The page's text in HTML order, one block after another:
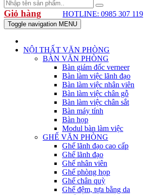
Giỏ hàng HOTLINE: 0985 307 119
Toggle navigation MENU
NỘI THẤT VĂN PHÒNG
BÀN VĂN PHÒNG
Bàn giám đốc verneer
Bàn làm việc lãnh đạo
Bàn làm việc nhân viên
Bàn làm việc chân gỗ
Bàn làm việc chân sắt
Bàn máy tính
Bàn họp
Modul bàn làm việc
GHẾ VĂN PHÒNG
Ghế lãnh đạo cao cấp
Ghế lãnh đạo
Ghế nhân viên
Ghế phòng họp
Ghế chân quỳ
Ghế đệm, tựa bằng da